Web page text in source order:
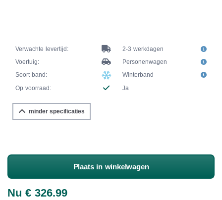
Verwachte levertijd:
2-3 werkdagen
Voertuig:
Personenwagen
Soort band:
Winterband
Op voorraad:
Ja
minder specificaties
Plaats in winkelwagen
Nu € 326.99